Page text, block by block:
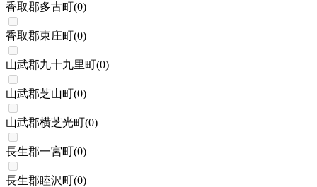
香取郡多古町(0)
香取郡東庄町(0)
山武郡九十九里町(0)
山武郡芝山町(0)
山武郡横芝光町(0)
長生郡一宮町(0)
長生郡睦沢町(0)